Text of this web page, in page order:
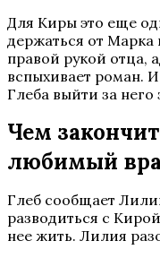
Для Киры это еще
держаться от Марка
правой рукой отца,
вспыхивает роман.
Глеба выйти за него
Чем
любимый
Глеб сообщает
разводиться с
нее жить. Лилия